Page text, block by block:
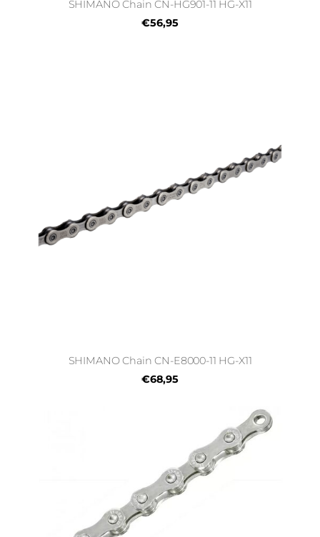
SHIMANO Chain CN-HG901-11 HG-X11
€56,95
SHIMANO Chain CN-E8000-11 HG-X11
€68,95